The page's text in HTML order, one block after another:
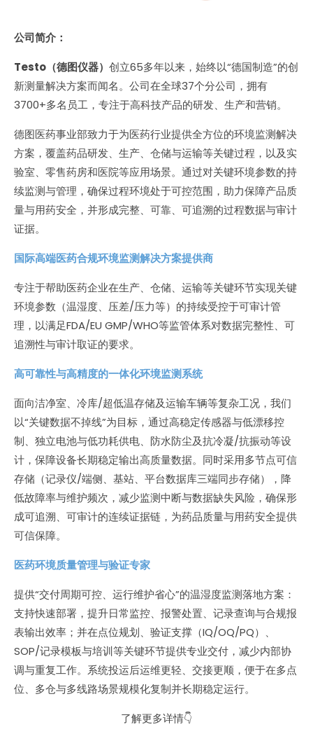
公司简介：
Testo（德图仪器） 创立65多年以来，始终以“德国制造”的创
新测量解决方案而闻名。公司在全球37个分公司，拥有
3700+多名员工，专注于高科技产品的研发、生产和营销。
德图医药事业部致力于为医药行业提供全方位的环境监测解决
方案，覆盖药品研发、生产、仓储与运输等关键过程，以及实
验室、零售药房和医院等应用场景。通过对关键环境参数的持
续监测与管理，确保过程环境处于可控范围，助力保障产品质
量与用药安全，并形成完整、可靠、可追溯的过程数据与审计
证据。
国际高端医药合规环境监测解决方案提供商
专注于帮助医药企业在生产、仓储、运输等关键环节实现关键
环境参数（温湿度、压差/压力等）的持续受控于可审计管
理，以满足FDA/EU GMP/WHO等监管体系对数据完整性、可
追溯性与审计取证的要求。
高可靠性与高精度的一体化环境监测系统
面向洁净室、冷库/超低温存储及运输车辆等复杂工况，我们
以“关键数据不掉线”为目标，通过高稳定传感器与低漂移控
制、独立电池与低功耗供电、防水防尘及抗冷凝/抗振动等设
计，保障设备长期稳定输出高质量数据。同时采用多节点可信
存储（记录仪/端侧、基站、平台数据库三端同步存储），降
低故障率与维护频次，减少监测中断与数据缺失风险，确保形
成可追溯、可审计的连续证据链，为药品质量与用药安全提供
可信保障。
医药环境质量管理与验证专家
提供“交付周期可控、运行维护省心”的温湿度监测落地方案：
支持快速部署，提升日常监控、报警处置、记录查询与合规报
表输出效率；并在点位规划、验证支撑（IQ/OQ/PQ）、
SOP/记录模板与培训等关键环节提供专业交付，减少内部协
调与重复工作。系统投运后运维更轻、交接更顺，便于在多点
位、多仓与多线路场景规模化复制并长期稳定运行。
了解更多详情👇